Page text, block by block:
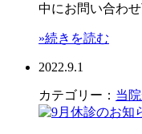
中にお問い合わ
»続きを読む
2022.9.1
カテゴリー： 当